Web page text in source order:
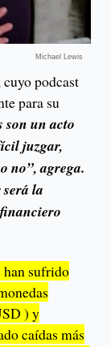
Michael Lewis
podcast
para su
son un acto
juzgar,
no”, agrega.
la
sufrido
) y
caídas más